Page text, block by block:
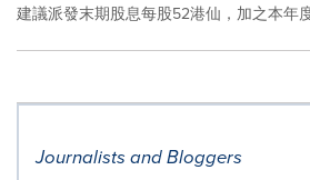
建議派發末期股息每股52港仙，加之本年
Journalists and Bloggers